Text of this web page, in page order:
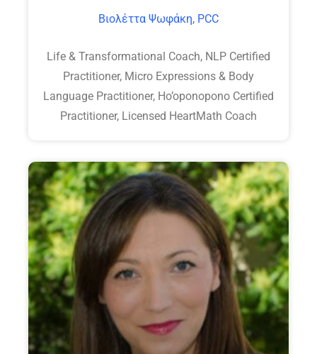
Βιολέττα Ψωφάκη, PCC
Life & Transformational Coach, NLP Certified
Practitioner, Micro Expressions & Body
Language Practitioner, Ho’oponopono Certified
Practitioner, Licensed HeartMath Coach